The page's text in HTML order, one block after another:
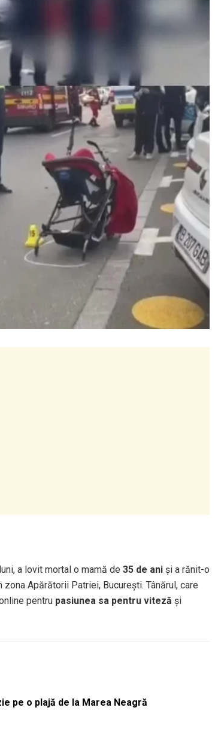
a lovit mortal o mamă de 35 de ani și a rănit-o
Apărătorii Patriei, București. Tânărul, care
pentru pasiunea sa pentru viteză și
pe o plajă de la Marea Neagră